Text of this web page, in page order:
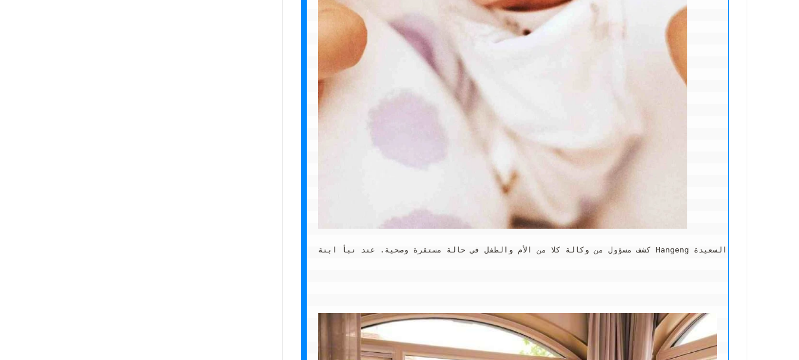
كشف مسؤول من وكالة كلا من الأم والطفل في حالة مستقرة وصحية. عند نبأ ابنة Hangeng المولودة حديثًا ، هنأ المشجعون من جميع أنحاء العالم الأسرة السعيدة.